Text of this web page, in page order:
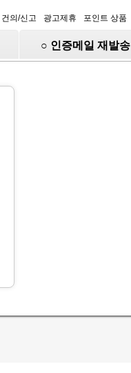
건의/신고 광고제휴 포인트 상품
○ 인증메일 재발송